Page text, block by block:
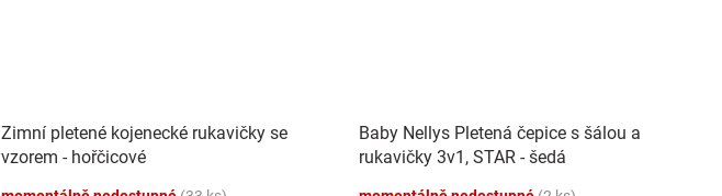
Zimní pletené kojenecké rukavičky se
vzorem - hořčicové
Baby Nellys Pletená čepice s šálou a
rukavičky 3v1, STAR - šedá